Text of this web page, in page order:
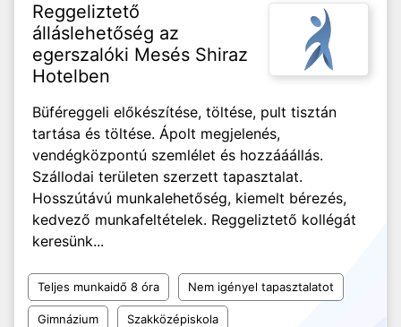
Reggeliztető
álláslehetőség az
egerszalóki Mesés Shiraz
Hotelben
Büféreggeli előkészítése, töltése, pult tisztán
tartása és töltése. Ápolt megjelenés,
vendégközpontú szemlélet és hozzááállás.
Szállodai területen szerzett tapasztalat.
Hosszútávú munkalehetőség, kiemelt bérezés,
kedvező munkafeltételek. Reggeliztető kollégát
keresünk...
Teljes munkaidő 8 óra Nem igényel tapasztalatot
Gimnázium Szakközépiskola